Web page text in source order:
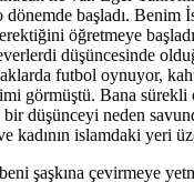
dönemde başladı.
öğretmeye
düşüncesinde
futbol oynuyor,
görmüştü. Bana sürekli
düşünceyi neden
kadının islamdaki yeri
şaşkına çevirmeye